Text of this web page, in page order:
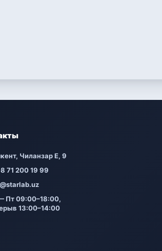
Чиланзар Е, 9
71 200 19 99
Пт 09:00–18:00,
13:00–14:00